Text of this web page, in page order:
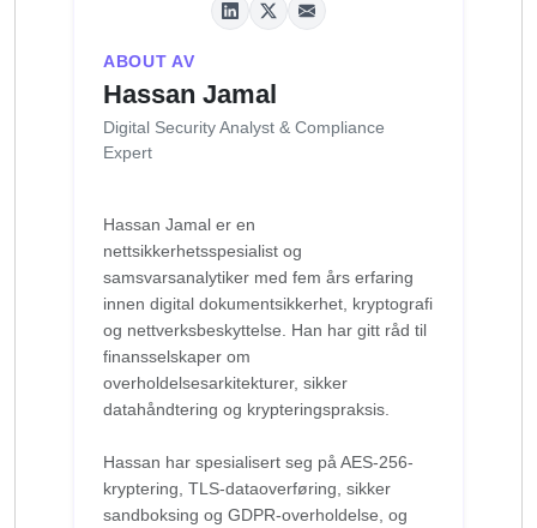
ABOUT AV
Hassan Jamal
Digital Security Analyst & Compliance
Expert
Hassan Jamal er en
nettsikkerhetsspesialist og
samsvarsanalytiker med fem års erfaring
innen digital dokumentsikkerhet, kryptografi
og nettverksbeskyttelse. Han har gitt råd til
finansselskaper om
overholdelsesarkitekturer, sikker
datahåndtering og krypteringspraksis.
Hassan har spesialisert seg på AES-256-
kryptering, TLS-dataoverføring, sikker
sandboksing og GDPR-overholdelse, og